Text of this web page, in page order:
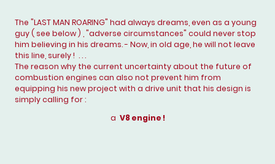
The "LAST MAN ROARING" had always dreams, even as a young
guy ( see below ) , "adverse circumstances" could never stop
him believing in his dreams. - Now, in old age, he will not leave
this line, surely ! . . .
The reason why the current uncertainty about the future of
combustion engines can also not prevent him from
equipping his new project with a drive unit that his design is
simply calling for :
a V8 engine !